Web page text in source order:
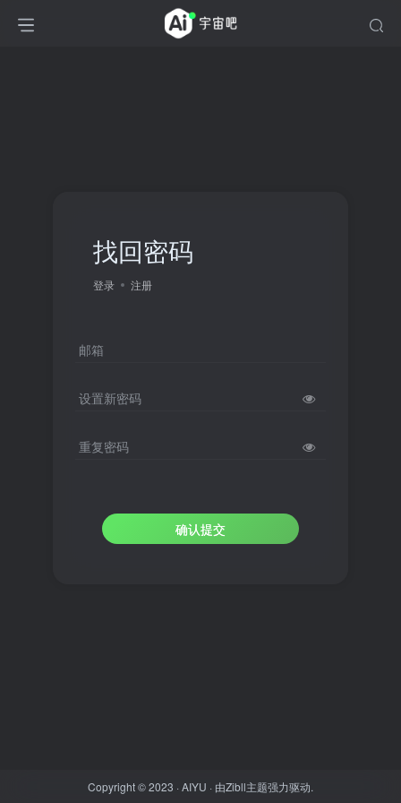
找回密码
登录 注册
邮箱
设置新密码
重复密码
确认提交
Copyright © 2023 ·AIYU · 由Zibll主题强力驱动.